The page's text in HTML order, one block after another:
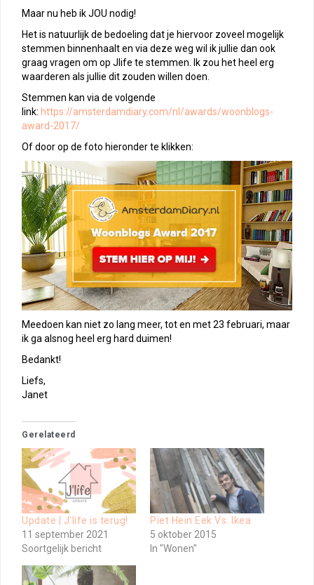
Maar nu heb ik JOU nodig!
Het is natuurlijk de bedoeling dat je hiervoor zoveel mogelijk
stemmen binnenhaalt en via deze weg wil ik jullie dan ook
graag vragen om op Jlife te stemmen. Ik zou het heel erg
waarderen als jullie dit zouden willen doen.
Stemmen kan via de volgende
link: https://amsterdamdiary.com/nl/awards/woonblogs-
award-2017/
Of door op de foto hieronder te klikken:
Meedoen kan niet zo lang meer, tot en met 23 februari, maar
ik ga alsnog heel erg hard duimen!
Bedankt!
Liefs,
Janet
Gerelateerd
Update | J’life is terug!
11 september 2021
Soortgelijk bericht
Piet Hein Eek Vs. Ikea
5 oktober 2015
In "Wonen"